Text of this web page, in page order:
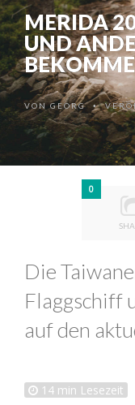
MERIDA
UND
VONGEORG •
0
Die
Flaggschiff
auf den
14 min Lesezeit